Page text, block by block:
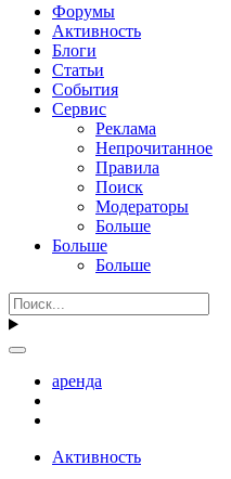
Форумы
Активность
Блоги
Статьи
События
Сервис
Реклама
Непрочитанное
Правила
Поиск
Модераторы
Больше
Больше
Больше
аренда
Активность